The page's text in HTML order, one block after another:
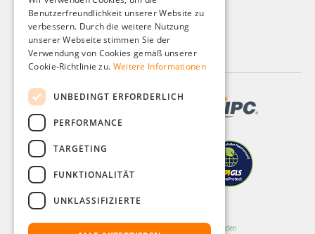
Geschäftskunden-Shop
Alle Preise zzgl. MwSt.
FRENCH
DUTCH
Benutzerfreundlichkeit unserer Website zu
verbessern. Durch die weitere Nutzung
unserer Webseite stimmen Sie der
Verwendung von Cookies gemäß unserer
Cookie-Richtlinie zu. Weitere Informationen
UNBEDINGT ERFORDERLICH
PERFORMANCE
TARGETING
FUNKTIONALITÄT
UNKLASSIFIZIERTE